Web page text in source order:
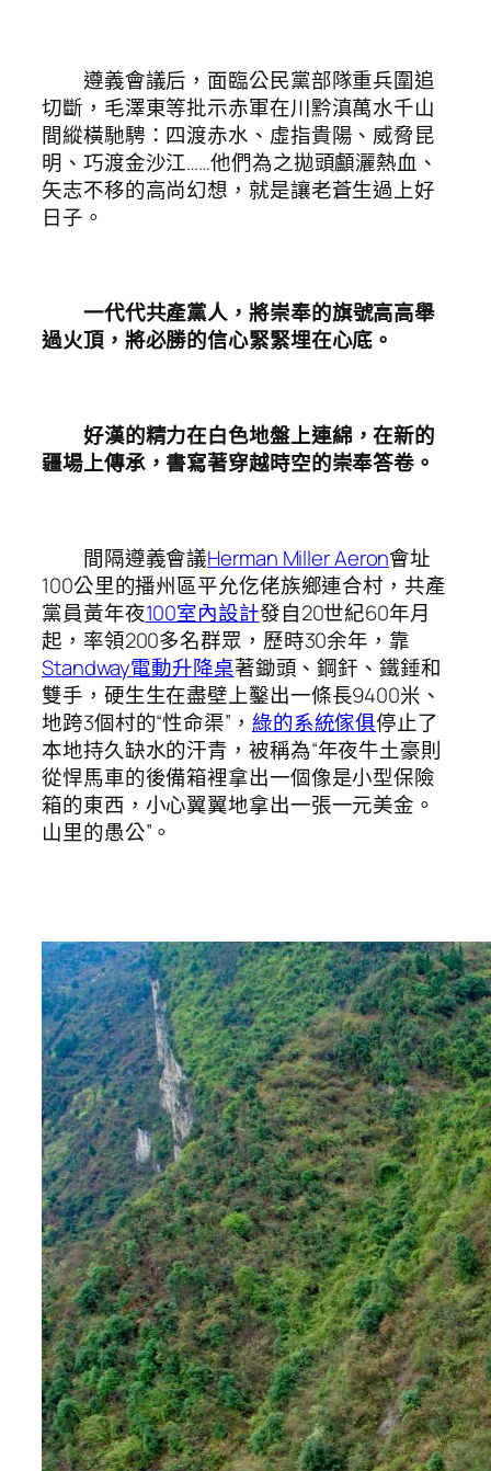
遵義會議后，面臨公民黨部隊重兵圍追
切斷，毛澤東等批示赤軍在川黔滇萬水千山
間縱橫馳騁：四渡赤水、虛指貴陽、威脅昆
明、巧渡金沙江……他們為之拋頭顱灑熱血、
矢志不移的高尚幻想，就是讓老蒼生過上好
日子。
一代代共產黨人，將崇奉的旗號高高舉
過火頂，將必勝的信心緊緊埋在心底。
好漢的精力在白色地盤上連綿，在新的
疆場上傳承，書寫著穿越時空的崇奉答卷。
間隔遵義會議Herman Miller Aeron會址
100公里的播州區平允仡佬族鄉連合村，共產
黨員黃年夜100室內設計發自20世紀60年月
起，率領200多名群眾，歷時30余年，靠
Standway電動升降桌著鋤頭、鋼釬、鐵錘和
雙手，硬生生在盡壁上鑿出一條長9400米、
地跨3個村的“性命渠”， 綠的系統傢俱停止了
本地持久缺水的汗青，被稱為“年夜牛土豪則
從悍馬車的後備箱裡拿出一個像是小型保險
箱的東西，小心翼翼地拿出一張一元美金。
山里的愚公”。